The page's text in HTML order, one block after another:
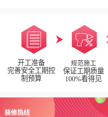
开工准备
完善安全工期控
制预算
规范施工
保证工期质量
100%看得见
装修热线